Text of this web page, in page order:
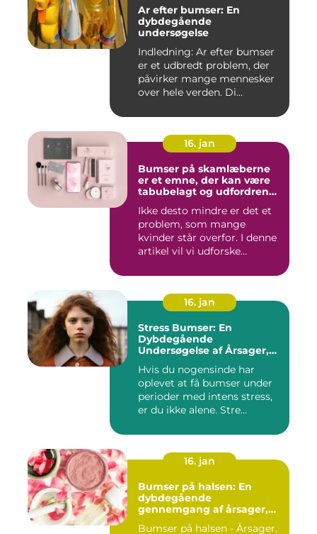
Ar efter bumser: En
dybdegående
undersøgelse
Indledning: Ar efter bumser
er et udbredt problem, der
påvirker mange mennesker
over hele verden. Di...
16. jan
Bumser på skamlæberne
er et emne, der kan være
tabubelagt og udfordrende
Ikke desto mindre er det et
problem, som mange
kvinder står overfor. I denne
artikel vil vi udforske...
16. jan
Stress Bumser: En
Dybdegående
Undersøgelse af Årsager,
Hvis du nogensinde har
oplevet at få bumser under
perioder med intens stress,
er du ikke alene. Stre...
16. jan
Bumser på halsen: En
dybdegående
gennemgang af årsager,
Bumser på halsen - Årsager,